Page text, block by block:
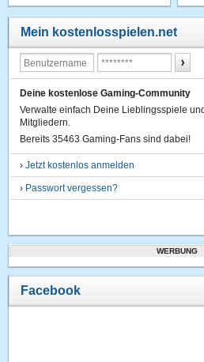
Mein kostenlosspielen.net
Deine kostenlose Gaming-Community
Verwalte einfach Deine Lieblingsspiele
Mitgliedern.
Bereits 35463 Gaming-Fans sind dabei!
›Jetzt kostenlos anmelden
› Passwort vergessen?
WERBUNG
Facebook